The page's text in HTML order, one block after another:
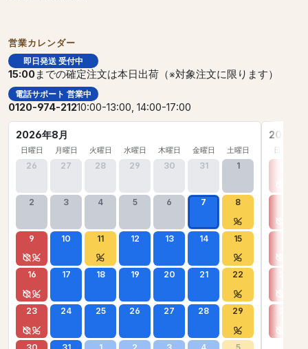
営業カレンダー
即日発送 受付中
15:00までの確定注文は本日出荷（※対象注文に限ります）
電話サポート 営業中
0120-974-21210:00-13:00, 14:00-17:00
2026年8月
日曜日 月曜日 火曜日 水曜日 木曜日 金曜日 土曜日
26 27 28 29 30 31 1
2 3 4 5 6 7 8
9 10 11 12 13 14 15
16 17 18 19 20 21 22
23 24 25 26 27 28 29
2026年
日曜日